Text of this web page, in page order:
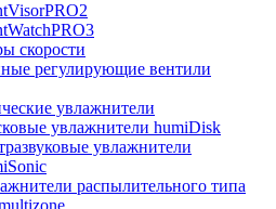
скорости
регулирующие вентили
увлажнители
увлажнители humiDisk
увлажнители
распылительного типа